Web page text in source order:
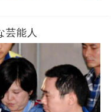
芸能人